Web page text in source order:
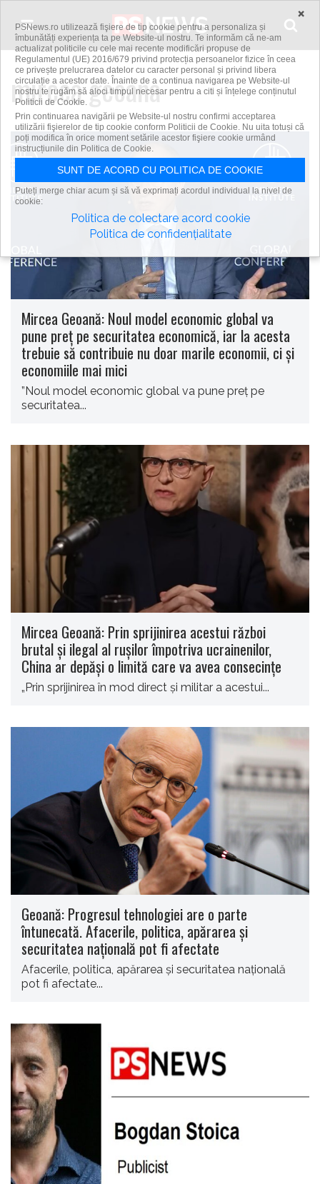
mircea geoana
Mircea Geoană: Noul model economic global va
pune preţ pe securitatea economică, iar la acesta
trebuie să contribuie nu doar marile economii, ci şi
economiile mai mici
”Noul model economic global va pune preţ pe
securitatea...
Mircea Geoană: Prin sprijinirea acestui război
brutal şi ilegal al ruşilor împotriva ucrainenilor,
China ar depăşi o limită care va avea consecinţe
„Prin sprijinirea în mod direct şi militar a acestui...
Geoană: Progresul tehnologiei are o parte
întunecată. Afacerile, politica, apărarea şi
securitatea naţională pot fi afectate
Afacerile, politica, apărarea şi securitatea naţională
pot fi afectate...
×
PSNews.ro utilizează fişiere de tip cookie pentru a personaliza și
îmbunătăți experiența ta pe Website-ul nostru. Te informăm că ne-am
actualizat politicile cu cele mai recente modificări propuse de
Regulamentul (UE) 2016/679 privind protecția persoanelor fizice în ceea
ce privește prelucrarea datelor cu caracter personal și privind libera
circulație a acestor date. Înainte de a continua navigarea pe Website-ul
nostru te rugăm să aloci timpul necesar pentru a citi și înțelege conținutul
Politicii de Cookie.
Prin continuarea navigării pe Website-ul nostru confirmi acceptarea
utilizării fişierelor de tip cookie conform Politicii de Cookie. Nu uita totuși că
poți modifica în orice moment setările acestor fişiere cookie urmând
instrucțiunile din Politica de Cookie.
SUNT DE ACORD CU POLITICA DE COOKIE
Puteți merge chiar acum și să vă exprimați acordul individual la nivel de
cookie:
Politica de colectare acord cookie
Politica de confidențialitate